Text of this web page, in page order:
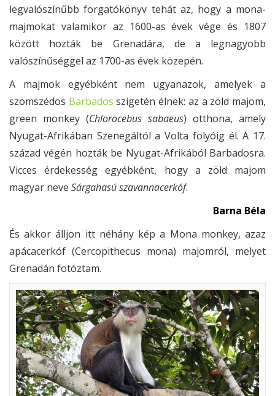
legvalószínűbb forgatókönyv tehát az, hogy a mona-
majmokat valamikor az 1600-as évek vége és 1807
között hozták be Grenadára, de a legnagyobb
valószínűséggel az 1700-as évek közepén.
A majmok egyébként nem ugyanazok, amelyek a
szomszédos Barbados szigetén élnek: az a zöld majom,
green monkey (Chlorocebus sabaeus) otthona, amely
Nyugat-Afrikában Szenegáltól a Volta folyóig él. A 17.
század végén hozták be Nyugat-Afrikából Barbadosra.
Vicces érdekesség egyébként, hogy a zöld majom
magyar neve Sárgahasú szavannacerkóf.
Barna Béla
És akkor álljon itt néhány kép a Mona monkey, azaz
apácacerkóf (Cercopithecus mona) majomról, melyet
Grenadán fotóztam.